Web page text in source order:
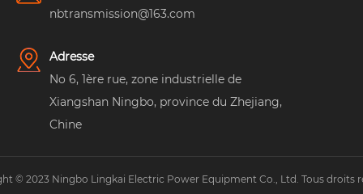
nbtransmission@163.com
Adresse
No 6, 1ère rue, zone industrielle de
Xiangshan Ningbo, province du Zhejiang,
Chine
© 2023 Ningbo Lingkai Electric Power Equipment Co., Ltd. Tous droits